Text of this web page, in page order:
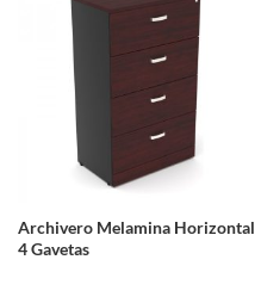
Archivero Melamina Horizontal
4 Gavetas